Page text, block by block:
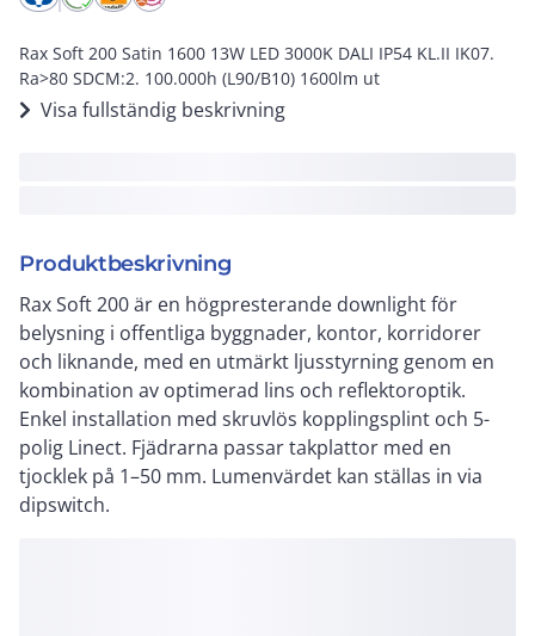
Rax Soft 200 Satin 1600 13W LED 3000K DALI IP54 KL.II IK07.
Ra>80 SDCM:2. 100.000h (L90/B10) 1600lm ut
Visa fullständig beskrivning
Produktbeskrivning
Rax Soft 200 är en högpresterande downlight för
belysning i offentliga byggnader, kontor, korridorer
och liknande, med en utmärkt ljusstyrning genom en
kombination av optimerad lins och reflektoroptik.
Enkel installation med skruvlös kopplingsplint och 5-
polig Linect. Fjädrarna passar takplattor med en
tjocklek på 1–50 mm. Lumenvärdet kan ställas in via
dipswitch.